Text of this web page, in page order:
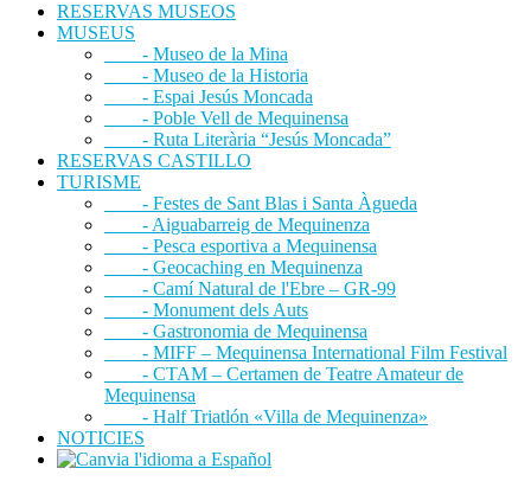
RESERVAS MUSEOS
MUSEUS
- Museo de la Mina
- Museo de la Historia
- Espai Jesús Moncada
- Poble Vell de Mequinensa
- Ruta Literària “Jesús Moncada”
RESERVAS CASTILLO
TURISME
- Festes de Sant Blas i Santa Àgueda
- Aiguabarreig de Mequinenza
- Pesca esportiva a Mequinensa
- Geocaching en Mequinenza
- Camí Natural de l'Ebre – GR-99
- Monument dels Auts
- Gastronomia de Mequinensa
- MIFF – Mequinensa International Film Festival
- CTAM – Certamen de Teatre Amateur de
Mequinensa
- Half Triatlón «Villa de Mequinenza»
NOTICIES